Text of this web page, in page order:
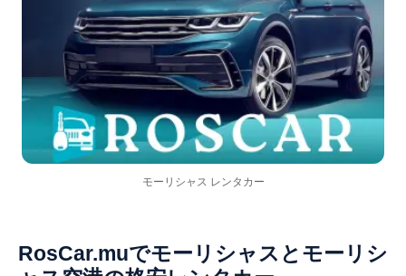
モーリシャス レンタカー
RosCar.muでモーリシャスとモーリシ